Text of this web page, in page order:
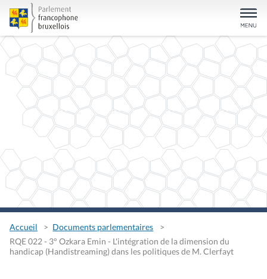
Accueil
Documents parlementaires
RQE 022 - 3° Ozkara Emin - L'intégration de la dimension du
handicap (Handistreaming) dans les politiques de M. Clerfayt